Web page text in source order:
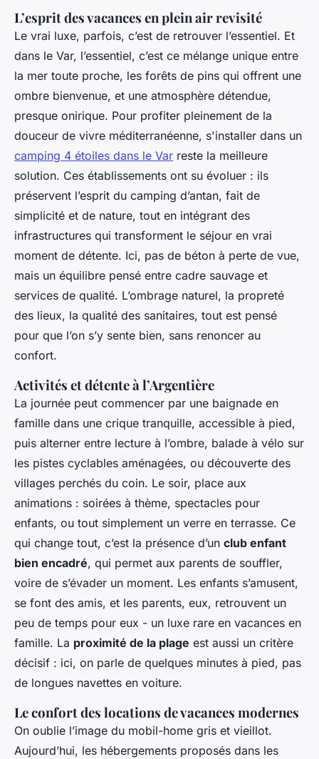
L’esprit des vacances en plein air revisité
Le vrai luxe, parfois, c’est de retrouver l’essentiel. Et
dans le Var, l’essentiel, c’est ce mélange unique entre
la mer toute proche, les forêts de pins qui offrent une
ombre bienvenue, et une atmosphère détendue,
presque onirique. Pour profiter pleinement de la
douceur de vivre méditerranéenne, s'installer dans un
camping 4 étoiles dans le Var reste la meilleure
solution. Ces établissements ont su évoluer : ils
préservent l’esprit du camping d’antan, fait de
simplicité et de nature, tout en intégrant des
infrastructures qui transforment le séjour en vrai
moment de détente. Ici, pas de béton à perte de vue,
mais un équilibre pensé entre cadre sauvage et
services de qualité. L’ombrage naturel, la propreté
des lieux, la qualité des sanitaires, tout est pensé
pour que l’on s’y sente bien, sans renoncer au
confort.
Activités et détente à l’Argentière
La journée peut commencer par une baignade en
famille dans une crique tranquille, accessible à pied,
puis alterner entre lecture à l’ombre, balade à vélo sur
les pistes cyclables aménagées, ou découverte des
villages perchés du coin. Le soir, place aux
animations : soirées à thème, spectacles pour
enfants, ou tout simplement un verre en terrasse. Ce
qui change tout, c’est la présence d’un club enfant
bien encadré, qui permet aux parents de souffler,
voire de s’évader un moment. Les enfants s’amusent,
se font des amis, et les parents, eux, retrouvent un
peu de temps pour eux - un luxe rare en vacances en
famille. La proximité de la plage est aussi un critère
décisif : ici, on parle de quelques minutes à pied, pas
de longues navettes en voiture.
Le confort des locations de vacances modernes
On oublie l’image du mobil-home gris et vieillot.
Aujourd’hui, les hébergements proposés dans les